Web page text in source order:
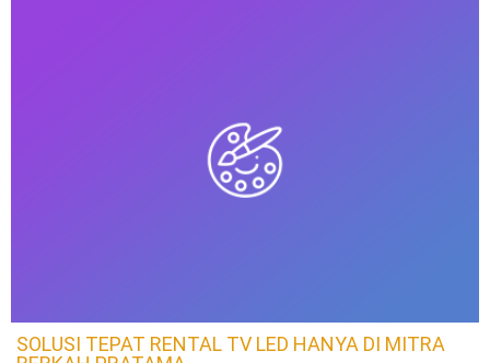
SOLUSI TEPAT RENTAL TV LED HANYA DI MITRA